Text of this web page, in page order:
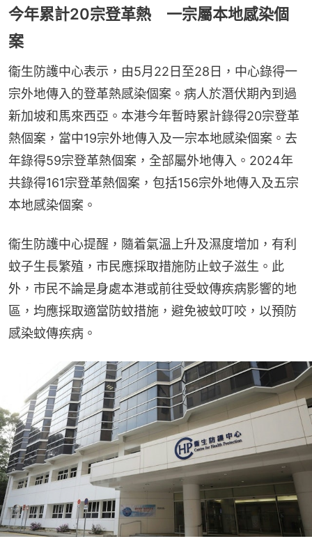
今年累計20宗登革熱 一宗屬本地感染個
案
衞生防護中心表示，由5月22日至28日，中心錄得一
宗外地傳入的登革熱感染個案。病人於潛伏期內到過
新加坡和馬來西亞。本港今年暫時累計錄得20宗登革
熱個案，當中19宗外地傳入及一宗本地感染個案。去
年錄得59宗登革熱個案，全部屬外地傳入。2024年
共錄得161宗登革熱個案，包括156宗外地傳入及五宗
本地感染個案。
衞生防護中心提醒，隨着氣溫上升及濕度增加，有利
蚊子生長繁殖，市民應採取措施防止蚊子滋生。此
外，市民不論是身處本港或前往受蚊傳疾病影響的地
區，均應採取適當防蚊措施，避免被蚊叮咬，以預防
感染蚊傳疾病。